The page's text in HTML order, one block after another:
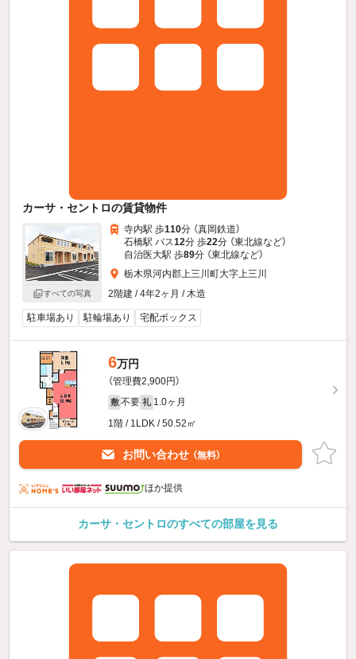
カーサ・セントロの賃貸物件
すべての写真
寺内駅 歩110分 （真岡鉄道）
石橋駅 バス12分 歩22分 （東北線など）
自治医大駅 歩89分 （東北線など）
栃木県河内郡上三川町大字上三川
2階建 / 4年2ヶ月 / 木造
駐車場あり 駐輪場あり 宅配ボックス
6万円
（管理費2,900円）
敷 不要 礼 1.0ヶ月
1階 / 1LDK / 50.52㎡
お問い合わせ （無料）
ほか提供
カーサ・セントロのすべての部屋を見る